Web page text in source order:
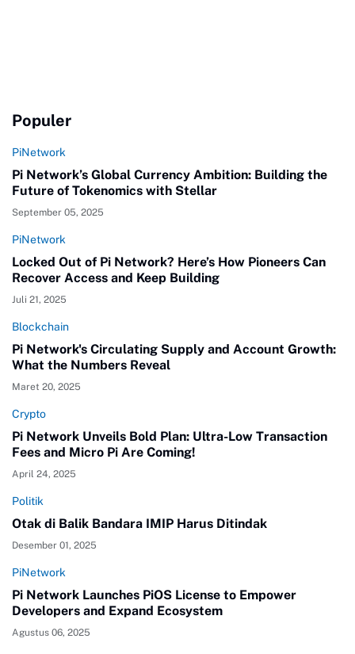
Populer
PiNetwork
Pi Network’s Global Currency Ambition: Building the
Future of Tokenomics with Stellar
September 05, 2025
PiNetwork
Locked Out of Pi Network? Here’s How Pioneers Can
Recover Access and Keep Building
Juli 21, 2025
Blockchain
Pi Network's Circulating Supply and Account Growth:
What the Numbers Reveal
Maret 20, 2025
Crypto
Pi Network Unveils Bold Plan: Ultra-Low Transaction
Fees and Micro Pi Are Coming!
April 24, 2025
Politik
Otak di Balik Bandara IMIP Harus Ditindak
Desember 01, 2025
PiNetwork
Pi Network Launches PiOS License to Empower
Developers and Expand Ecosystem
Agustus 06, 2025